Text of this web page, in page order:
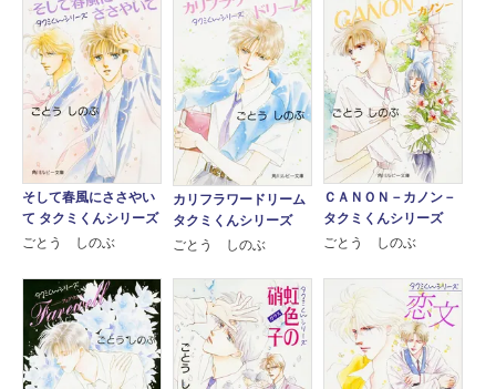
そして春風にささやい
て タクミくんシリーズ
ごとう しのぶ
カリフラワードリーム
タクミくんシリーズ
ごとう しのぶ
ＣＡＮＯＮ－カノン－
タクミくんシリーズ
ごとう しのぶ